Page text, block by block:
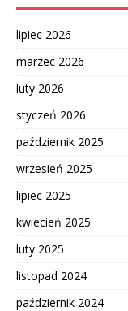
lipiec 2026
marzec 2026
luty 2026
styczeń 2026
październik 2025
wrzesień 2025
lipiec 2025
kwiecień 2025
luty 2025
listopad 2024
październik 2024